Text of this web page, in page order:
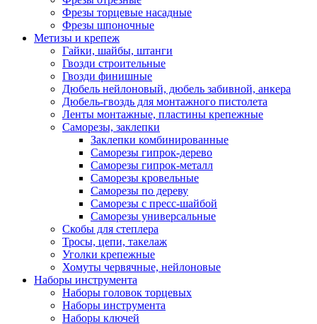
Фрезы торцевые насадные
Фрезы шпоночные
Метизы и крепеж
Гайки, шайбы, штанги
Гвозди строительные
Гвозди финишные
Дюбель нейлоновый, дюбель забивной, анкера
Дюбель-гвоздь для монтажного пистолета
Ленты монтажные, пластины крепежные
Саморезы, заклепки
Заклепки комбинированные
Саморезы гипрок-дерево
Саморезы гипрок-металл
Саморезы кровельные
Саморезы по дереву
Саморезы с пресс-шайбой
Саморезы универсальные
Скобы для степлера
Тросы, цепи, такелаж
Уголки крепежные
Хомуты червячные, нейлоновые
Наборы инструмента
Наборы головок торцевых
Наборы инструмента
Наборы ключей